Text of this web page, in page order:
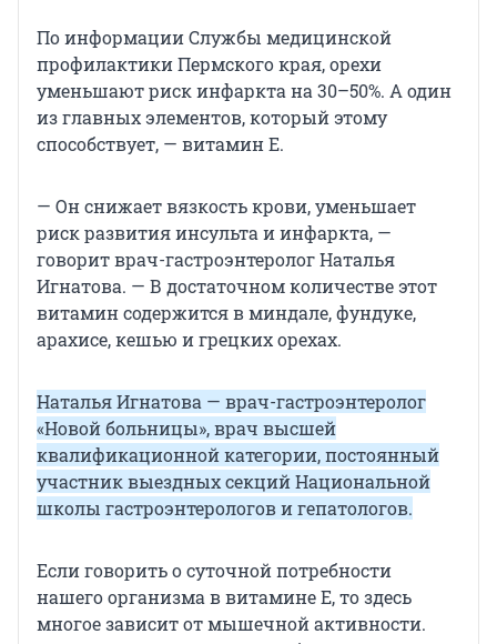
По информации Службы медицинской
профилактики Пермского края, орехи
уменьшают риск инфаркта на 30–50%. А один
из главных элементов, который этому
способствует, — витамин Е.
— Он снижает вязкость крови, уменьшает
риск развития инсульта и инфаркта, —
говорит врач-гастроэнтеролог Наталья
Игнатова. — В достаточном количестве этот
витамин содержится в миндале, фундуке,
арахисе, кешью и грецких орехах.
Наталья Игнатова — врач-гастроэнтеролог
«Новой больницы», врач высшей
квалификационной категории, постоянный
участник выездных секций Национальной
школы гастроэнтерологов и гепатологов.
Если говорить о суточной потребности
нашего организма в витамине Е, то здесь
многое зависит от мышечной активности.